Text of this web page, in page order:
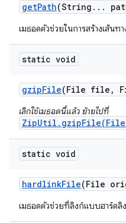
getPath(String . . .
เมธอดตัวช่วยในการสร้างเส้
static void
gzipFile(File file ,
เลิกใช้เมธอดนี้แล้ว ย้ายไปที่
static void
hardlinkFile(File
เมธอดตัวช่วยที่ลิงก์แบบฮาร์ดลิ